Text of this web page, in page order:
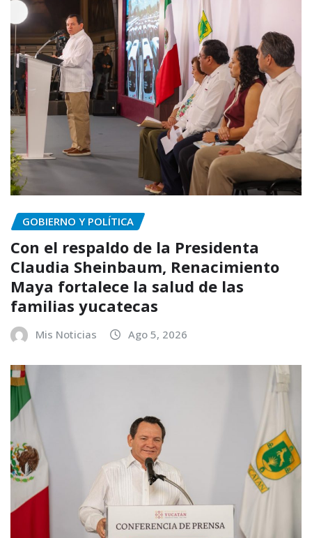
GOBIERNO Y POLÍTICA
Con el respaldo de la Presidenta
Claudia Sheinbaum, Renacimiento
Maya fortalece la salud de las
familias yucatecas
Mis Noticias Ago 5, 2026